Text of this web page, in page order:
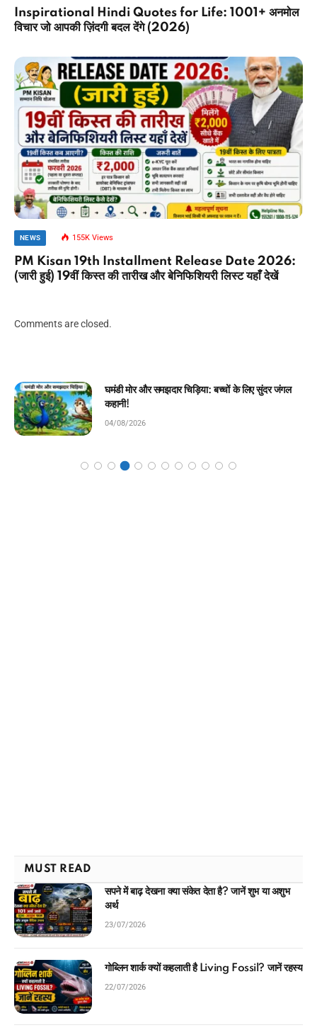
Inspirational Hindi Quotes for Life: 1001+ अनमोल
विचार जो आपकी ज़िंदगी बदल देंगे (2026)
NEWS 155KViews
PM Kisan 19th Installment Release Date 2026:
(जारी हुई) 19वीं किस्त की तारीख और बेनिफिशियरी लिस्ट यहाँ देखें
Comments are closed.
चिराग की ईमानदारी: बच्चों के लिए प्रेरणादायक बाल कहानी!
04/08/2026
MUST READ
सपने में बाढ़ देखना क्या संकेत देता है? जानें शुभ या अशुभ
अर्थ
23/07/2026
गोब्लिन शार्क क्यों कहलाती है Living Fossil? जानें रहस्य
22/07/2026